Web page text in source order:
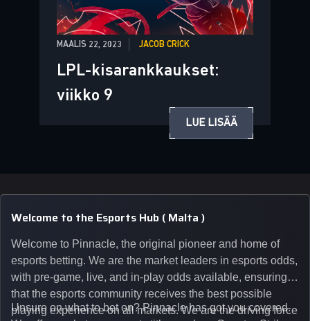
MAALIS 22, 2023 JACOB CRICK
LPL-kisarankkaukset:
viikko 9
LUE LISÄÄ
Welcome to the Esports Hub ( Malta )
Welcome to Pinnacle, the original pioneer and home of
esports betting. We are the market leaders in esports odds,
with pre-game, live, and in-play odds available, ensuring
that the esports community receives the best possible
playing experience on all markets. We are the driving force
Unsure on what to bet on? Pinnacle has got you covered.